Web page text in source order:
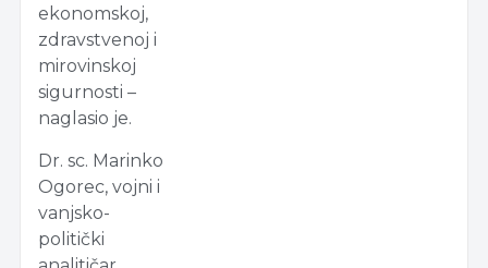
ekonomskoj,
zdravstvenoj i
mirovinskoj
sigurnosti –
naglasio je.
Dr. sc. Marinko
Ogorec, vojni i
vanjsko-
politički